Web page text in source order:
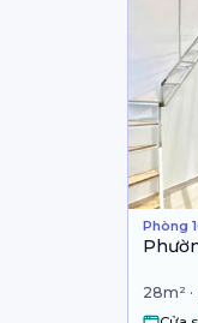
Phòng
28m²